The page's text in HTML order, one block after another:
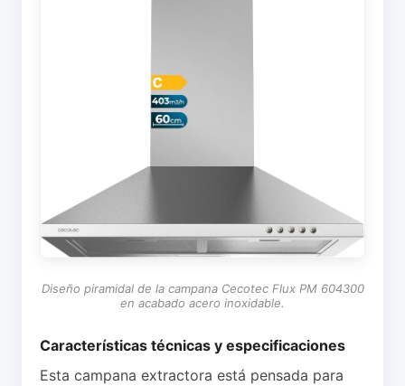
Diseño piramidal de la campana Cecotec Flux PM 604300
en acabado acero inoxidable.
Características técnicas y especificaciones
Esta campana extractora está pensada para